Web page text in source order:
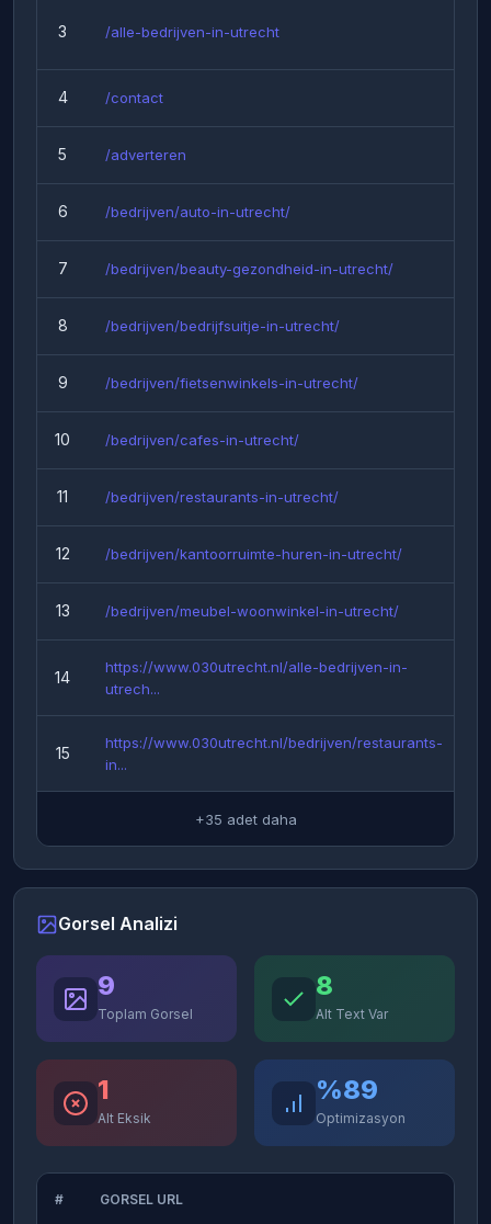
3 /alle-bedrijven-in-utrecht
4 /contact
5 /adverteren
6 /bedrijven/auto-in-utrecht/
7 /bedrijven/beauty-gezondheid-in-utrecht/
8 /bedrijven/bedrijfsuitje-in-utrecht/
9 /bedrijven/fietsenwinkels-in-utrecht/
10 /bedrijven/cafes-in-utrecht/
11 /bedrijven/restaurants-in-utrecht/
12 /bedrijven/kantoorruimte-huren-in-utrecht/
13 /bedrijven/meubel-woonwinkel-in-utrecht/
14
https://www.030utrecht.nl/alle-bedrijven-in-
utrech...
15
https://www.030utrecht.nl/bedrijven/restaurants-
in...
+35 adet daha
Gorsel Analizi
9
Toplam Gorsel
8
Alt Text Var
1
Alt Eksik
%89
Optimizasyon
# GORSEL URL